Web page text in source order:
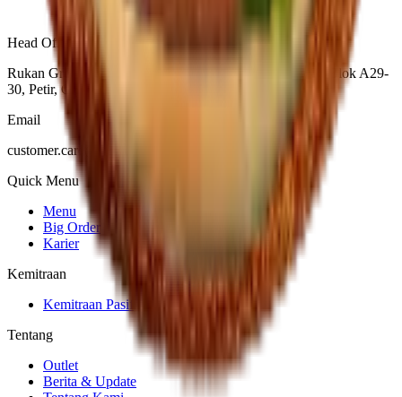
Head Office Location
Rukan Greatwall, Jl. Green Lake City Boulevard No.25 Blok A29-
30, Petir, Cipondoh, Tangerang City, Banten 15147
Email
customer.care@burgerbangorindonesia.com
Quick Menu
Menu
Big Order
Karier
Kemitraan
Kemitraan Pasif
Tentang
Outlet
Berita & Update